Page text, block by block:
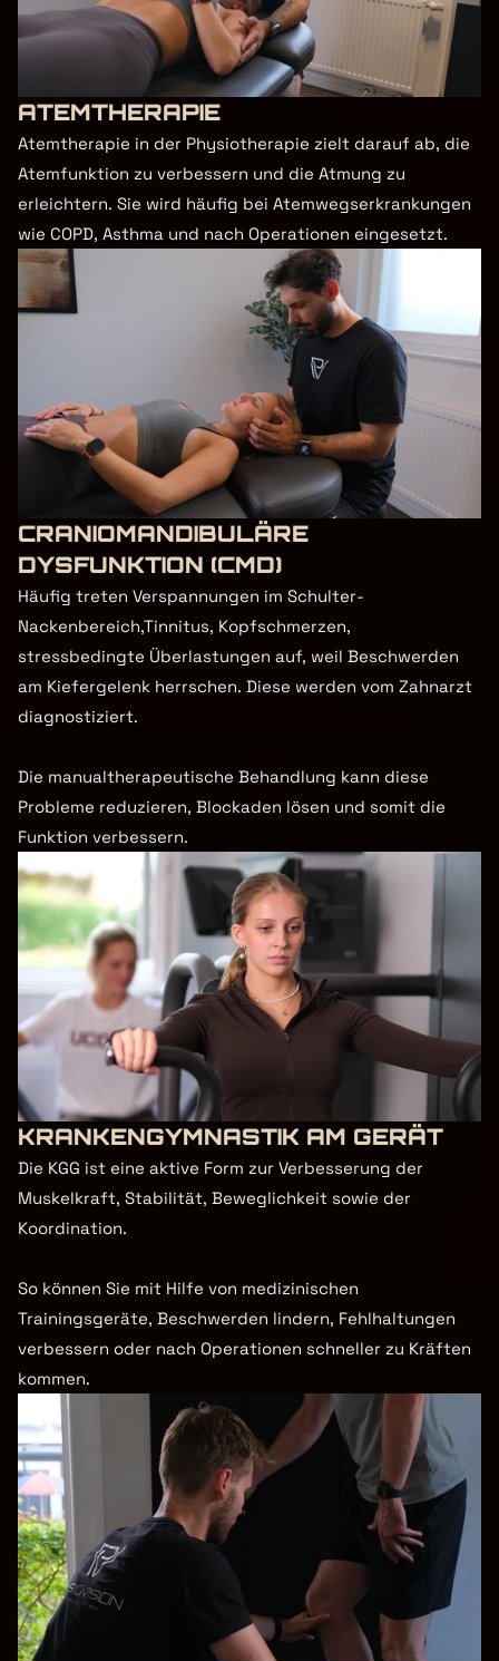
ATEMTHERAPIE
Atemtherapie in der Physiotherapie zielt darauf ab, die
Atemfunktion zu verbessern und die Atmung zu
erleichtern. Sie wird häufig bei Atemwegserkrankungen
wie COPD, Asthma und nach Operationen eingesetzt.
CRANIOMANDIBULÄRE
DYSFUNKTION (CMD)
Häufig treten Verspannungen im Schulter-
Nackenbereich,Tinnitus, Kopfschmerzen,
stressbedingte Überlastungen auf, weil Beschwerden
am Kiefergelenk herrschen. Diese werden vom Zahnarzt
diagnostiziert.
Die manualtherapeutische Behandlung kann diese
Probleme reduzieren, Blockaden lösen und somit die
Funktion verbessern.
KRANKENGYMNASTIK AM GERÄT
Die KGG ist eine aktive Form zur Verbesserung der
Muskelkraft, Stabilität, Beweglichkeit sowie der
Koordination.
So können Sie mit Hilfe von medizinischen
Trainingsgeräte, Beschwerden lindern, Fehlhaltungen
verbessern oder nach Operationen schneller zu Kräften
kommen.